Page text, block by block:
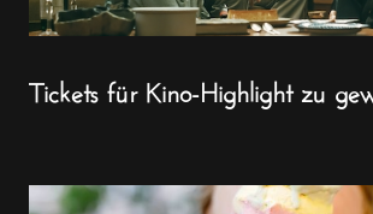
Tickets für Kino-Highlight zu